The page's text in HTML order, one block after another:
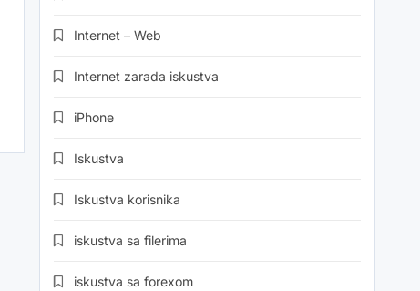
Internet – Web
Internet zarada iskustva
iPhone
Iskustva
Iskustva korisnika
iskustva sa filerima
iskustva sa forexom